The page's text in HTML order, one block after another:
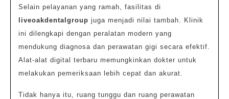
Selain pelayanan yang ramah, fasilitas di
liveoakdentalgroup juga menjadi nilai tambah. Klinik
ini dilengkapi dengan peralatan modern yang
mendukung diagnosa dan perawatan gigi secara efektif.
Alat-alat digital terbaru memungkinkan dokter untuk
melakukan pemeriksaan lebih cepat dan akurat.
Tidak hanya itu, ruang tunggu dan ruang perawatan